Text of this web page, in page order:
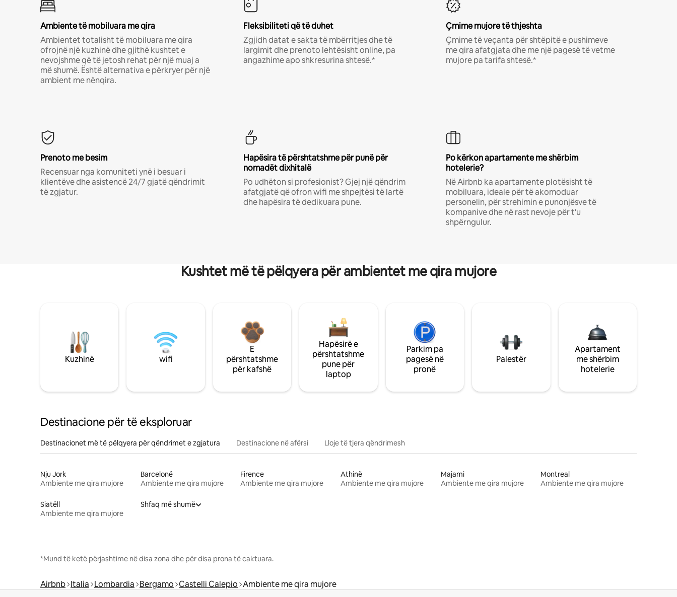
Ambiente të mobiluara me qira
Ambientet totalisht të mobiluara me qira
ofrojnë një kuzhinë dhe gjithë kushtet e
nevojshme që të jetosh rehat për një muaj a
më shumë. Është alternativa e përkryer për një
ambient me nënqira.
Fleksibiliteti që të duhet
Zgjidh datat e sakta të mbërritjes dhe të
largimit dhe prenoto lehtësisht online, pa
angazhime apo shkresurina shtesë.*
Çmime mujore të thjeshta
Çmime të veçanta për shtëpitë e pushimeve
me qira afatgjata dhe me një pagesë të vetme
mujore pa tarifa shtesë.*
Prenoto me besim
Recensuar nga komuniteti ynë i besuar i
klientëve dhe asistencë 24/7 gjatë qëndrimit
të zgjatur.
Hapësira të përshtatshme për punë për
nomadët dixhitalë
Po udhëton si profesionist? Gjej një qëndrim
afatgjatë që ofron wifi me shpejtësi të lartë
dhe hapësira të dedikuara pune.
Po kërkon apartamente me shërbim
hotelerie?
Në Airbnb ka apartamente plotësisht të
mobiluara, ideale për të akomoduar
personelin, për strehimin e punonjësve të
kompanive dhe në rast nevoje për t'u
shpërngulur.
Kushtet më të pëlqyera për ambientet me qira mujore
Kuzhinë wifi
E
përshtatshme
për kafshë
Hapësirë e
përshtatshme
pune për
laptop
Parkim pa
pagesë në
pronë
Palestër
Apartament
me shërbim
hotelerie
Destinacione për të eksploruar
Destinacionet më të pëlqyera për qëndrimet e zgjatura Destinacione në afërsi Lloje të tjera qëndrimesh
Nju Jork
Ambiente me qira mujore
Barcelonë
Ambiente me qira mujore
Firence
Ambiente me qira mujore
Athinë
Ambiente me qira mujore
Majami
Ambiente me qira mujore
Montreal
Ambiente me qira mujore
Siatëll
Ambiente me qira mujore
Shfaq më shumë
*Mund të ketë përjashtime në disa zona dhe për disa prona të caktuara.
Airbnb Italia Lombardia Bergamo Castelli Calepio Ambiente me qira mujore